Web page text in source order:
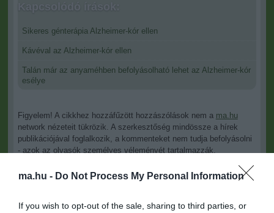
ma.hu - Do Not Process My Personal Information
If you wish to opt-out of the sale, sharing to third parties, or
Kapcsolódó írások:
Sikeres génterápia Alzheimer-kór ellen
Kávéval az Alzheimer-kór ellen
Talán már az anyaméhben befolyásolható lehet az Alzheimer-kór
esélye
Figyelem! A cikkhez hozzáfűzött hozzászólások nem a ma.hu
network nézeteit tükrözik. A szerkesztőség mindössze a hírek
publikációjával foglalkozik, a kommenteket nem tudja befolyásolni
- azok az olvasók személyes véleményét tartalmazzák.
Kérjük, kulturáltan, mások személyiségi jogainak és jó hírnevének
tiszteletben tartásával kommenteljenek!